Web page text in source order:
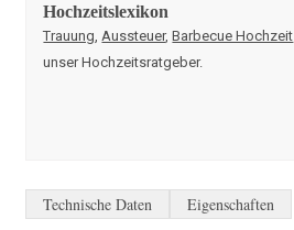
Hochzeitslexikon
Trauung Aussteuer,Barbecue Hochzeit
unser Hochzeitsratgeber.
Technische Daten Eigenschaften